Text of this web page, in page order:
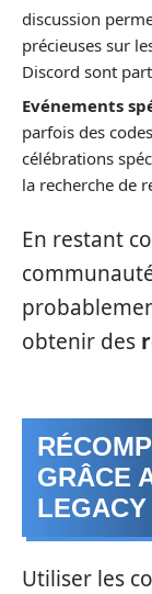
discussion
précieuses sur
Discord sont
Evénements
parfois des
célébrations
la recherche de
En restant
obtenir des
GRÂCE
LEGACY
Utiliser les